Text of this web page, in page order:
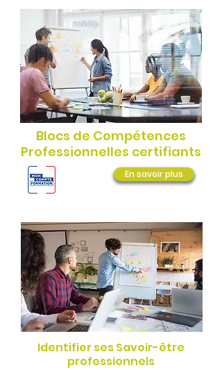
Blocs de Compétences
Professionnelles certifiants
En savoir plus
Identifier ses Savoir-être
professionnels